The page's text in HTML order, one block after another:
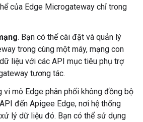
của Edge Microgateway chỉ trong
. Bạn có thể cài đặt và quản lý
trong cùng một máy, mạng con
liệu với các API mục tiêu phụ trợ
tương tác.
vi mô Edge phân phối không đồng bộ
đến Apigee Edge, nơi hệ thống
lý dữ liệu đó. Bạn có thể sử dụng